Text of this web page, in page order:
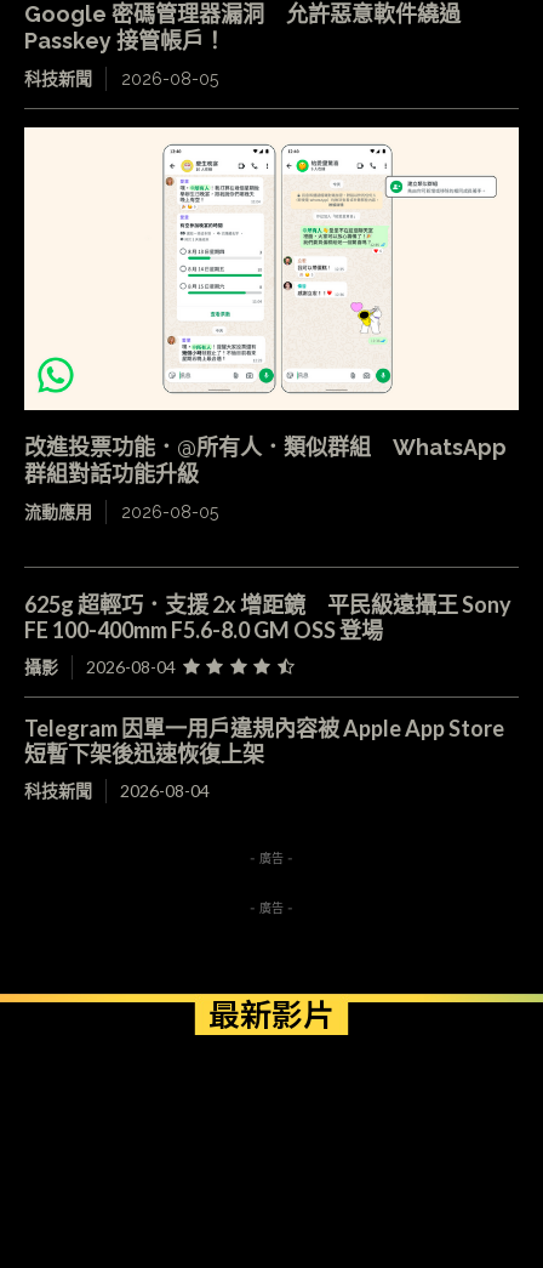
Google 密碼管理器漏洞 允許惡意軟件繞過
Passkey 接管帳戶！
科技新聞 2026-08-05
改進投票功能．@所有人．類似群組 WhatsApp
群組對話功能升級
流動應用 2026-08-05
625g 超輕巧．支援 2x 增距鏡 平民級遠攝王 Sony
FE 100-400mm F5.6-8.0 GM OSS 登場
攝影 2026-08-04
Telegram 因單一用戶違規內容被 Apple App Store
短暫下架後迅速恢復上架
科技新聞 2026-08-04
- 廣告 -
- 廣告 -
最新影片